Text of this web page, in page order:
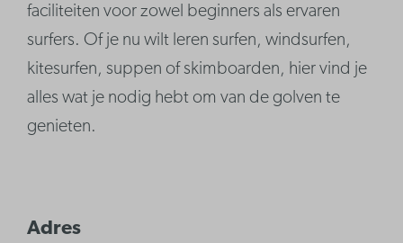
faciliteiten voor zowel beginners als ervaren
surfers. Of je nu wilt leren surfen, windsurfen,
kitesurfen, suppen of skimboarden, hier vind je
alles wat je nodig hebt om van de golven te
genieten.
Adres